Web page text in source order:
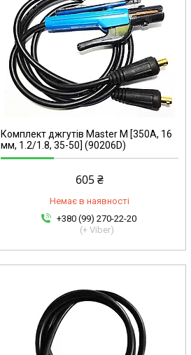
Комплект джгутів Master M [350A, 16
мм, 1.2/1.8, 35-50] (90206D)
605 ₴
Немає в наявності
+380 (99) 270-22-20
(+ Viber)
90204D